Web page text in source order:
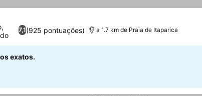
7,1(925 pontuações) a 1.7 km de Praia de Itaparica
exatos.